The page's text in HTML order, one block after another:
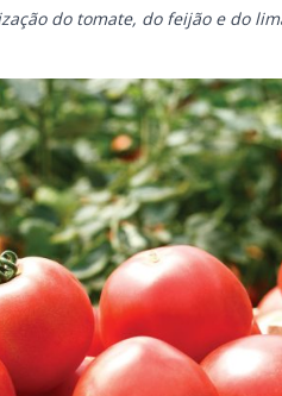
do tomate, do feijão e do